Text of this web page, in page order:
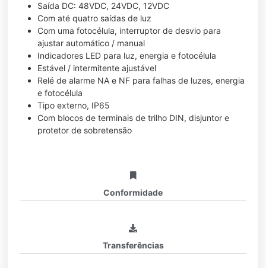
Saída DC: 48VDC, 24VDC, 12VDC
Com até quatro saídas de luz
Com uma fotocélula, interruptor de desvio para
ajustar automático / manual
Indicadores LED para luz, energia e fotocélula
Estável / intermitente ajustável
Relé de alarme NA e NF para falhas de luzes, energia
e fotocélula
Tipo externo, IP65
Com blocos de terminais de trilho DIN, disjuntor e
protetor de sobretensão
Conformidade
Transferências